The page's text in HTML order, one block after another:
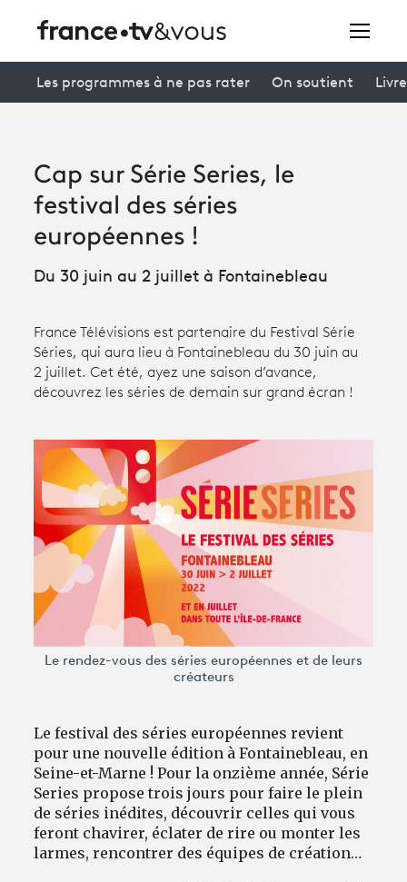
connexion
Avantages fidélité
Creators
À la une
Participer et assister à une émission
Productions et innovation
Programme tv
Les programmes à ne pas rater On soutient
Cap sur Série Series, le
festival des séries
européennes !
Du 30 juin au 2 juillet à Fontainebleau
France Télévisions est partenaire du Festival Série
Séries, qui aura lieu à Fontainebleau du 30 juin au
2 juillet. Cet été, ayez une saison d’avance,
découvrez les séries de demain sur grand écran !
Le rendez-vous des séries européennes et de leurs
créateurs
Le festival des séries européennes revient
pour une nouvelle édition à Fontainebleau, en
Seine-et-Marne ! Pour la onzième année, Série
Series propose trois jours pour faire le plein
de séries inédites, découvrir celles qui vous
feront chavirer, éclater de rire ou monter les
larmes, rencontrer des équipes de création…